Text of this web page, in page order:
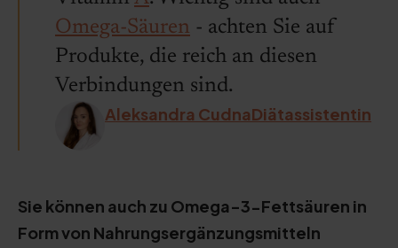
Omega-Säuren - achten Sie auf
Produkte, die reich an diesen
Verbindungen sind.
Aleksandra CudnaDiätassistentin
Sie können auch zu Omega-3-Fettsäuren in
Form von Nahrungsergänzungsmitteln